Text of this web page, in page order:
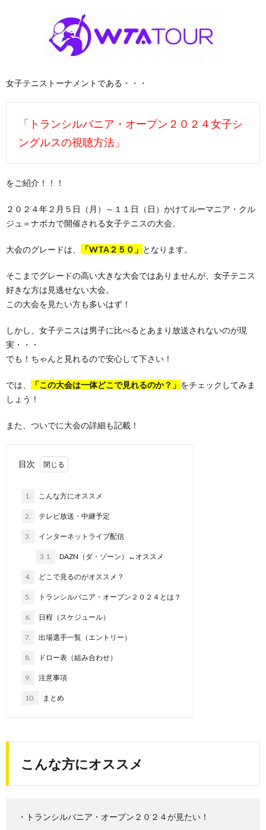
女子テニストーナメントである・・・
「トランシルバニア・オープン２０２４女子シ
ングルスの視聴方法」
をご紹介！！！
２０２４年２月５日（月）～１１日（日）かけてルーマニア・クル
ジュ＝ナポカで開催される女子テニスの大会。
大会のグレードは、 「WTA２５０」 となります。
そこまでグレードの高い大きな大会ではありませんが、女子テニス
好きな方は見逃せない大会。
この大会を見たい方も多いはず！
しかし、女子テニスは男子に比べるとあまり放送されないのが現
実・・・
でも！ちゃんと見れるので安心して下さい！
では、 「この大会は一体どこで見れるのか？」 をチェックしてみま
しょう！
また、ついでに大会の詳細も記載！
目次
1. こんな方にオススメ
2. テレビ放送・中継予定
3. インターネットライブ配信
3.1. DAZN（ダ・ゾーン）←オススメ
4. どこで見るのがオススメ？
5. トランシルバニア・オープン２０２４とは？
6. 日程（スケジュール）
7. 出場選手一覧（エントリー）
8. ドロー表（組み合わせ）
9. 注意事項
10. まとめ
こんな方にオススメ
・トランシルバニア・オープン２０２４が見たい！